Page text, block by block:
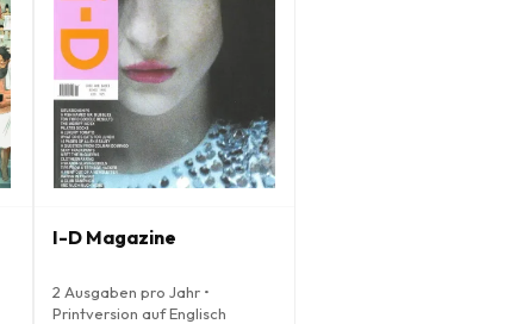
I-D Magazine
2 Ausgaben pro Jahr •
Printversion auf Englisch